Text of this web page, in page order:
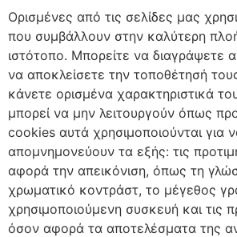
Ορισμένες από τις σελίδες μας
που συμβάλλουν στην καλύτερη
ιστότοπο. Μπορείτε να διαγράψετε
να αποκλείσετε την τοποθέτησή
κάνετε ορισμένα χαρακτηριστικά
μπορεί να μην λειτουργούν όπως
cookies αυτά χρησιμοποιούνται για
απομνημονεύουν τα εξής: τις
αφορά την απεικόνιση, όπως τη
χρωματικό κοντράστ, το μέγεθος
χρησιμοποιούμενη συσκευή και τις
όσον αφορά τα αποτελέσματα της